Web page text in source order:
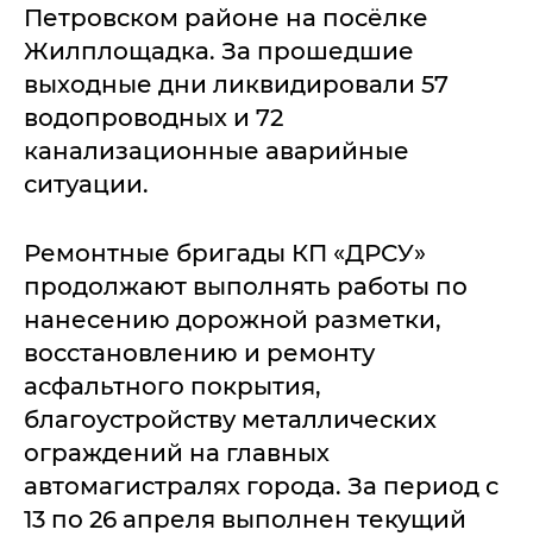
Петровском районе на посёлке
Жилплощадка. За прошедшие
выходные дни ликвидировали 57
водопроводных и 72
канализационные аварийные
ситуации.
Ремонтные бригады КП «ДРСУ»
продолжают выполнять работы по
нанесению дорожной разметки,
восстановлению и ремонту
асфальтного покрытия,
благоустройству металлических
ограждений на главных
автомагистралях города. За период с
13 по 26 апреля выполнен текущий